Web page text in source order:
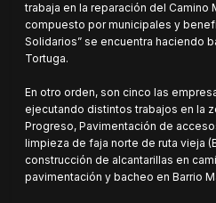
trabaja en la reparación del Camino
compuesto por municipales y
Solidarios” se encuentra haciendo
Tortuga.
En otro orden, son cinco las
ejecutando distintos trabajos en la
Progreso, Pavimentación de
limpieza de faja norte de ruta vieja
construcción de alcantarillas en
pavimentación y bacheo en Barrio